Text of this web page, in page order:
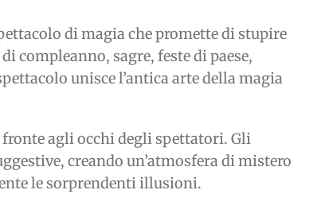
di magia che promette di stupire
compleanno, sagre, feste di paese,
unisce l’antica arte della magia
agli occhi degli spettatori. Gli
creando un’atmosfera di mistero
le sorprendenti illusioni.